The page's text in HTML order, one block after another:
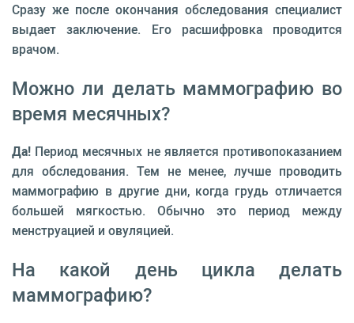
Сразу же после окончания обследования специалист
выдает заключение. Его расшифровка проводится
врачом.
Можно ли делать маммографию во
время месячных?
Да! Период месячных не является противопоказанием
для обследования. Тем не менее, лучше проводить
маммографию в другие дни, когда грудь отличается
большей мягкостью. Обычно это период между
менструацией и овуляцией.
На какой день цикла делать
маммографию?